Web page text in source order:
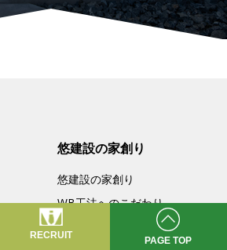
悠建設の家創り
悠建設の家創り
WB工法へのこだわり
家が建つまで
RECRUIT PAGE TOP